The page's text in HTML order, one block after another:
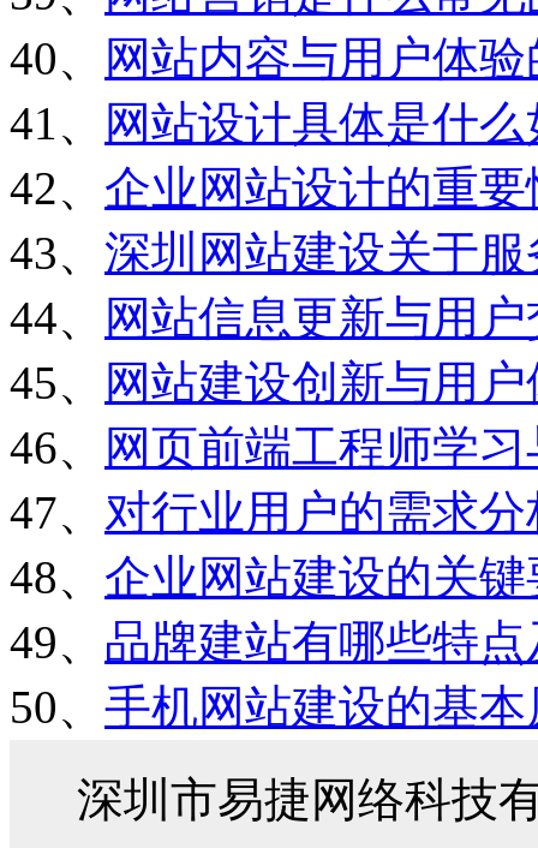
40、
网站内容与用户体
41、
网站设计具体是什
42、 企业网站设计的重要
43、 深圳网站建设关于
44、
网站信息更新与用
45、
网站建设创新与用
46、
网页前端工程师学
47、 对行业用户的需求
48、 企业网站建设的关
49、 品牌建站有哪些特
50、 手机网站建设的基本
深圳市易捷网络科